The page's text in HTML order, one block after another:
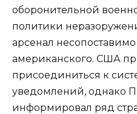
оборонительной
политики
арсенал
американского. США
присоединиться к
уведомлений, однако
информировал ряд